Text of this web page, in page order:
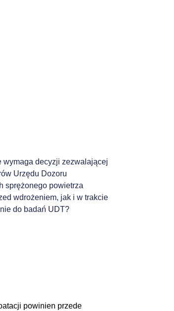
wymaga decyzji zezwalającej
Urzędu Dozoru
sprężonego powietrza
wdrożeniem, jak i w trakcie
do badań UDT?
powinien przede